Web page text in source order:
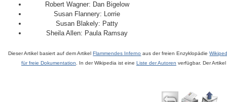
Robert Wagner: Dan Bigelow
Susan Flannery: Lorrie
Susan Blakely: Patty
Sheila Allen: Paula Ramsay
Dieser Artikel basiert auf dem ArtikelFlammendes Inferno aus der freien Enzyklopädie
für freie Dokumentation. In der Wikipedia ist eine Liste der Autoren verfügbar. Der